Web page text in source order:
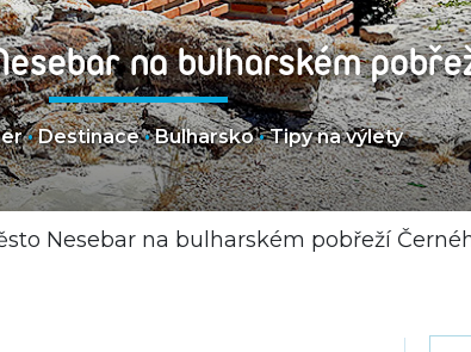
na bulharském
•Destinace•Bulharsko•Tipy na výlety
Nesebar na bulharském pobřeží